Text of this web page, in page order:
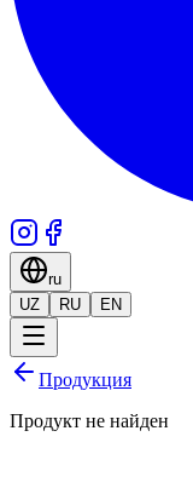
ru
UZ
RU EN
Продукция
Продукт не найден